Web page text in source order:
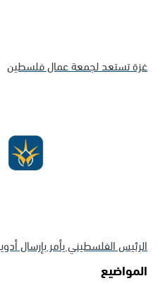
غزة تستعد لجمعة عمال فلسطين
الرئيس الفلسطيني يأمر بإرسال
المواضيع